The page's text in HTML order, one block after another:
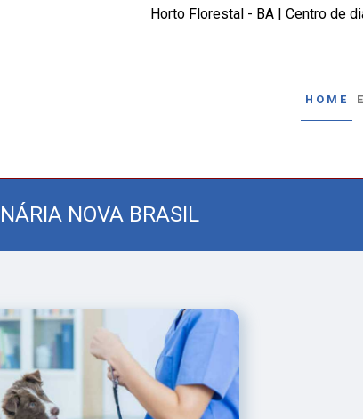
Horto Florestal - BA | Centro de
HOME
NOVA BRASIL